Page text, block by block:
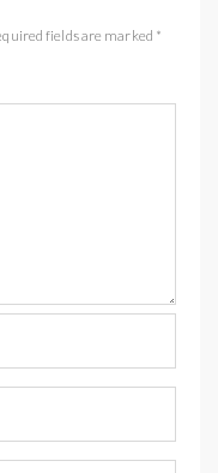
fields are marked *